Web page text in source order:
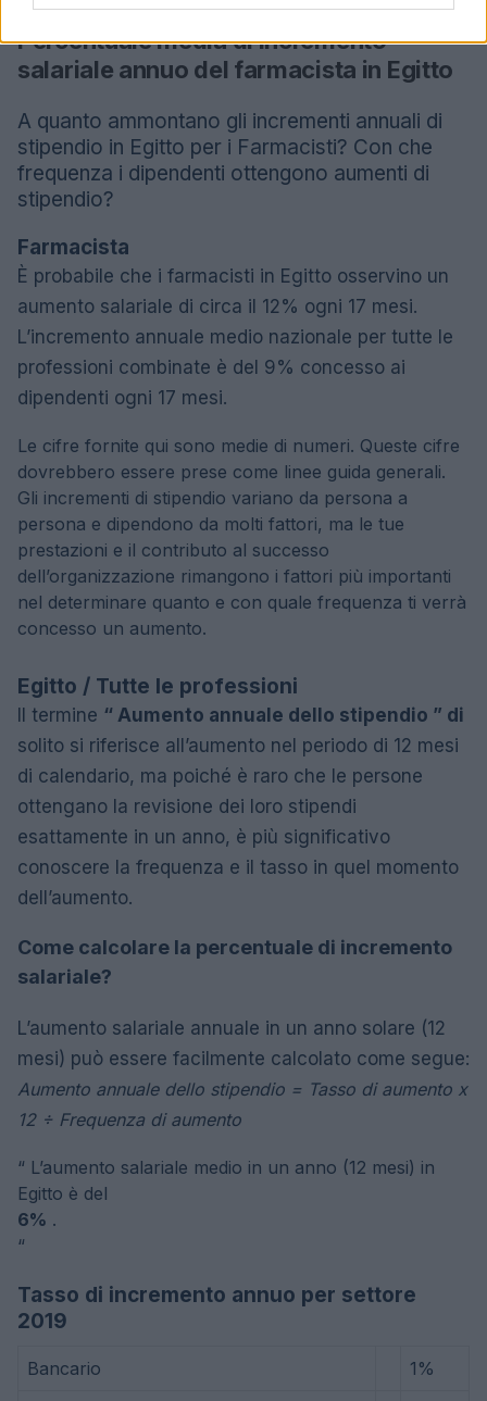
Percentuale media di incremento
salariale annuo del farmacista in Egitto
A quanto ammontano gli incrementi annuali di
stipendio in Egitto per i Farmacisti? Con che
frequenza i dipendenti ottengono aumenti di
stipendio?
Farmacista
È probabile che i farmacisti in Egitto osservino un
aumento salariale di circa il 12% ogni 17 mesi.
L’incremento annuale medio nazionale per tutte le
professioni combinate è del 9% concesso ai
dipendenti ogni 17 mesi.
Le cifre fornite qui sono medie di numeri. Queste cifre
dovrebbero essere prese come linee guida generali.
Gli incrementi di stipendio variano da persona a
persona e dipendono da molti fattori, ma le tue
prestazioni e il contributo al successo
dell’organizzazione rimangono i fattori più importanti
nel determinare quanto e con quale frequenza ti verrà
concesso un aumento.
Egitto / Tutte le professioni
Il termine “ Aumento annuale dello stipendio ” di
solito si riferisce all’aumento nel periodo di 12 mesi
di calendario, ma poiché è raro che le persone
ottengano la revisione dei loro stipendi
esattamente in un anno, è più significativo
conoscere la frequenza e il tasso in quel momento
dell’aumento.
Come calcolare la percentuale di incremento
salariale?
L’aumento salariale annuale in un anno solare (12
mesi) può essere facilmente calcolato come segue:
Aumento annuale dello stipendio = Tasso di aumento x
12 ÷ Frequenza di aumento
“ L’aumento salariale medio in un anno (12 mesi) in
Egitto è del
6% .
“
Tasso di incremento annuo per settore
2019
Bancario 1%